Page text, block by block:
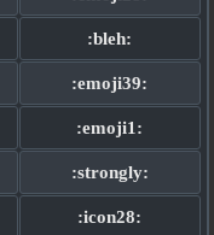
:bleh:
:emoji39:
:emoji1:
:strongly:
:icon28: